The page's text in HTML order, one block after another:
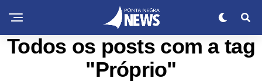
Todos os posts com a tag
"Próprio"